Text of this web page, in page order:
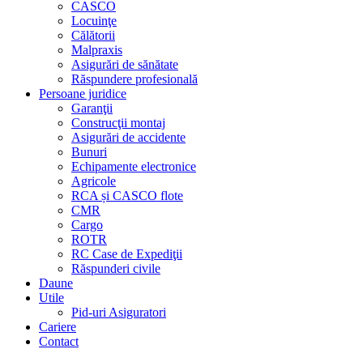
CASCO
Locuinţe
Călătorii
Malpraxis
Asigurări de sănătate
Răspundere profesională
Persoane juridice
Garanţii
Construcţii montaj
Asigurări de accidente
Bunuri
Echipamente electronice
Agricole
RCA și CASCO flote
CMR
Cargo
ROTR
RC Case de Expediţii
Răspunderi civile
Daune
Utile
Pid-uri Asiguratori
Cariere
Contact